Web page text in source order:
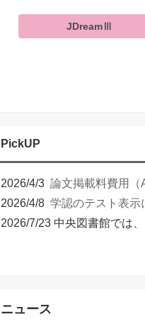
JDreamⅢ
PickUP
2026/4/3 論文掲載料費用（
2026/4/8 学認のテスト表示
2026/7/23 中央図書館では
ニュース